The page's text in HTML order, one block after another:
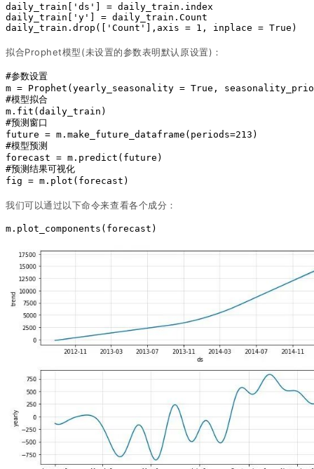
daily_train[ 'ds' ] = daily_train.index
daily_train[ 'y' ] = daily_train.Count
daily_train.drop([ 'Count' ],axis = 1 , inplace = True )
拟合Prophet模型(未设置的参数表明默认原设置)：
#参数设置
m = Prophet(yearly_seasonality = True,
#模型拟合
m.fit(daily_train)
#预测窗口
future = m.make_future_dataframe(periods=213)
#模型预测
forecast = m.predict(future)
#预测结果可视化
fig = m.plot(forecast)
我们可以通过以下命令来查看各个成分：
m .plot_components ( forecast )